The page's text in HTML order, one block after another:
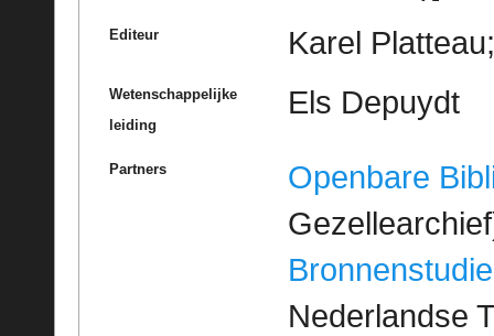
Editeur Karel
Wetenschappelijke
leiding
Els Depuydt
Partners
Openbare
Bronnenstudie
Nederlandse